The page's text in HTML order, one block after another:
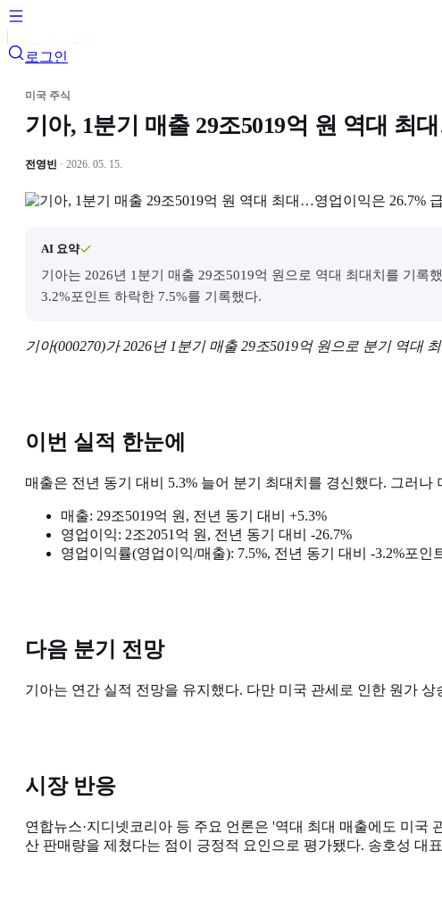
로그인
미국 주식
기아, 1분기 매출 29조5019억 원 역대 최
전영빈 · 2026. 05. 15.
AI 요약
기아는 2026년 1분기 매출 29조5019억 원으로 역대 최대치를 기록
3.2%포인트 하락한 7.5%를 기록했다.
기아(000270)가 2026년 1분기 매출 29조5019억 원으로 분기 역대
이번 실적 한눈에
매출은 전년 동기 대비 5.3% 늘어 분기 최대치를 경신했다. 그러
매출: 29조5019억 원, 전년 동기 대비 +5.3%
영업이익: 2조2051억 원, 전년 동기 대비 -26.7%
영업이익률(영업이익/매출): 7.5%, 전년 동기 대비 -3.2%포인
다음 분기 전망
기아는 연간 실적 전망을 유지했다. 다만 미국 관세로 인한 원가
시장 반응
연합뉴스·지디넷코리아 등 주요 언론은 '역대 최대 매출에도 미국
산 판매량을 제쳤다는 점이 긍정적 요인으로 평가됐다. 송호성 대